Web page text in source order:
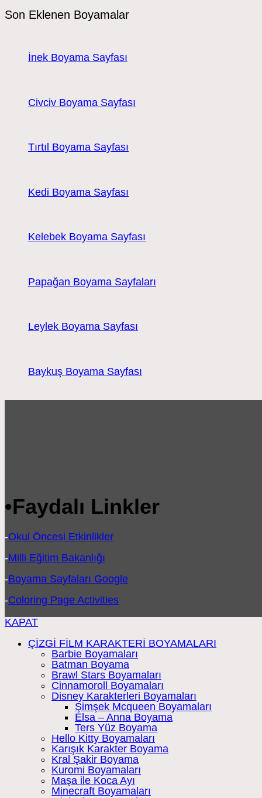
Son Eklenen Boyamalar
İnek Boyama Sayfası
Civciv Boyama Sayfası
Tırtıl Boyama Sayfası
Kedi Boyama Sayfası
Kelebek Boyama Sayfası
Papağan Boyama Sayfaları
Leylek Boyama Sayfası
Baykuş Boyama Sayfası
•Faydalı Linkler
-Okul Öncesi Etkinlikler
-Milli Eğitim Bakanlığı
-Boyama Sayfaları Google
-Coloring Page Activities
KAPAT
ÇİZGİ FİLM KARAKTERİ BOYAMALARI
Barbie Boyamaları
Batman Boyama
Brawl Stars Boyamaları
Cinnamoroll Boyamaları
Disney Karakterleri Boyamaları
Şimşek Mcqueen Boyamaları
Elsa – Anna Boyama
Ters Yüz Boyama
Hello Kitty Boyamaları
Karışık Karakter Boyama
Kral Şakir Boyama
Kuromi Boyamaları
Maşa ile Koca Ayı
Minecraft Boyamaları